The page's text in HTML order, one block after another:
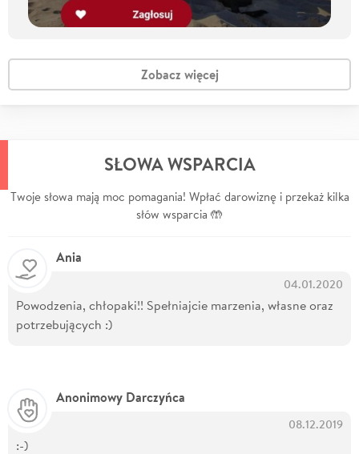
Zobacz więcej
SŁOWA WSPARCIA
Twoje słowa mają moc pomagania! Wpłać darowiznę i przekaż kilka
słów wsparcia 🤲
Ania
04.01.2020
Powodzenia, chłopaki!! Spełniajcie marzenia, własne oraz
potrzebujących :)
Anonimowy Darczyńca
08.12.2019
:-)